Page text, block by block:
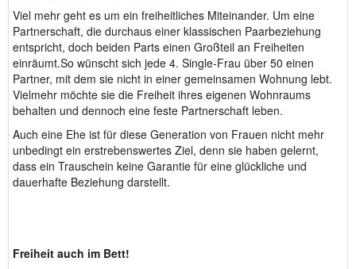
Viel mehr geht es um ein freiheitliches Miteinander. Um eine
Partnerschaft, die durchaus einer klassischen Paarbeziehung
entspricht, doch beiden Parts einen Großteil an Freiheiten
einräumt.So wünscht sich jede 4. Single-Frau über 50 einen
Partner, mit dem sie nicht in einer gemeinsamen Wohnung lebt.
Vielmehr möchte sie die Freiheit ihres eigenen Wohnraums
behalten und dennoch eine feste Partnerschaft leben.
Auch eine Ehe ist für diese Generation von Frauen nicht mehr
unbedingt ein erstrebenswertes Ziel, denn sie haben gelernt,
dass ein Trauschein keine Garantie für eine glückliche und
dauerhafte Beziehung darstellt.
Freiheit auch im Bett!